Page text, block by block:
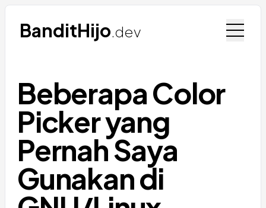
BanditHijo.dev
Beberapa Color
Picker yang
Pernah Saya
Gunakan di